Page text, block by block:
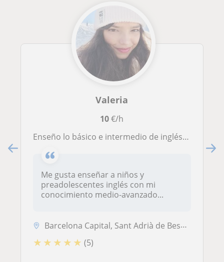
Valeria
10€/h
Enseño lo básico e intermedio de inglés en clases particulares
Me gusta enseñar a niños y
preadolescentes inglés con mi
conocimiento medio-avanzado...
Barcelona Capital, Sant Adrià de Besòs, Santa Coloma de Gramenet
★ ★ ★ ★ ★ (5)